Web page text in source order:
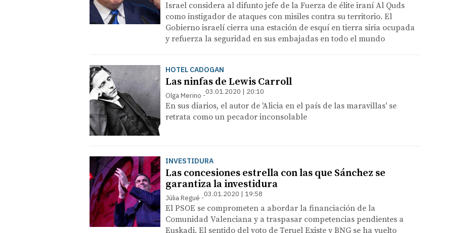
Israel considera al difunto jefe de la Fuerza de élite iraní Al Quds
como instigador de ataques con misiles contra su territorio. El
Gobierno israelí cierra una estación de esquí en tierra siria ocupada
y refuerza la seguridad en sus embajadas en todo el mundo
HOTEL CADOGAN
Las ninfas de Lewis Carroll
Olga Merino 03.01.2020 | 20:10
En sus diarios, el autor de 'Alicia en el país de las maravillas' se
retrata como un pecador inconsolable
INVESTIDURA
Las concesiones estrella con las que Sánchez se
garantiza la investidura
Júlia Regué 03.01.2020 | 19:58
El PSOE se comprometen a abordar la financiación de la
Comunidad Valenciana y a traspasar competencias pendientes a
Euskadi. El sentido del voto de Teruel Existe y BNG se ha vuelto